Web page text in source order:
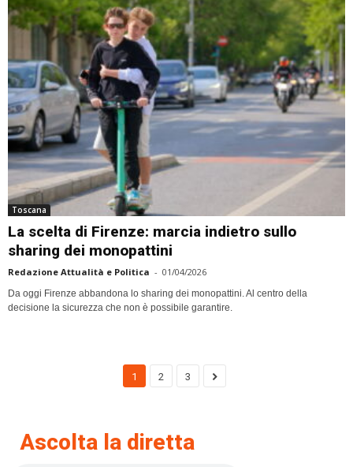
Toscana
La scelta di Firenze: marcia indietro sullo
sharing dei monopattini
Redazione Attualità e Politica - 01/04/2026
Da oggi Firenze abbandona lo sharing dei monopattini. Al centro della
decisione la sicurezza che non è possibile garantire.
1 2 3
Ascolta la diretta